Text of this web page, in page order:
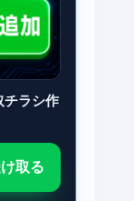
チラシ作
取る